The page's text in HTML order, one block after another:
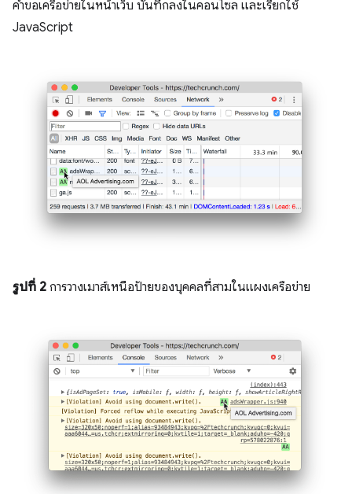
คำขอเครือข่ายในหน้าเว็บ บันทึกลงในคอนโซล และเรียกใช้
JavaScript
รูปที่ 2 การวางเมาส์เหนือป้ายของบุคคลที่สามในแผงเครือข่าย